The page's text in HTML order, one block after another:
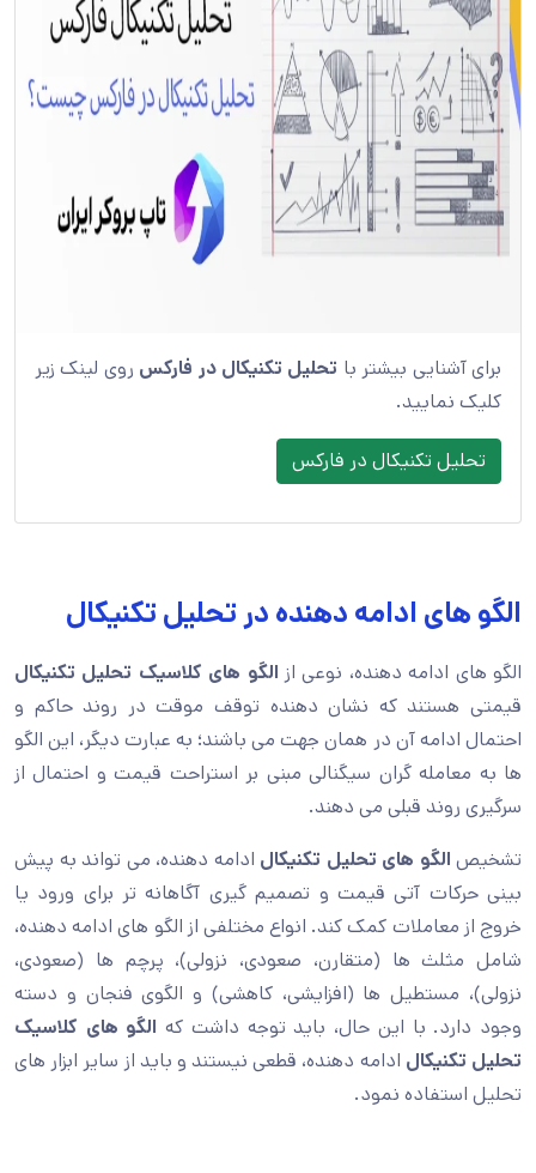
برای آشنایی بیشتر با تحلیل تکنیکال در فارکس روی لینک زیر
کلیک نمایید.
تحلیل تکنیکال در فارکس
الگو های ادامه دهنده در تحلیل تکنیکال
الگو های ادامه دهنده، نوعی از الگو های کلاسیک تحلیل تکنیکال
قیمتی هستند که نشان دهنده توقف موقت در روند حاکم و
احتمال ادامه آن در همان جهت می باشند؛ به عبارت دیگر، این الگو
ها به معامله گران سیگنالی مبنی بر استراحت قیمت و احتمال از
سرگیری روند قبلی می دهند.
تشخیص الگو های تحلیل تکنیکال ادامه دهنده، می تواند به پیش
بینی حرکات آتی قیمت و تصمیم گیری آگاهانه تر برای ورود یا
خروج از معاملات کمک کند. انواع مختلفی از الگو های ادامه دهنده،
شامل مثلث ها (متقارن، صعودی، نزولی)، پرچم ها (صعودی،
نزولی)، مستطیل ها (افزایشی، کاهشی) و الگوی فنجان و دسته
وجود دارد. با این حال، باید توجه داشت که الگو های کلاسیک
تحلیل تکنیکال ادامه دهنده، قطعی نیستند و باید از سایر ابزار های
تحلیل استفاده نمود.